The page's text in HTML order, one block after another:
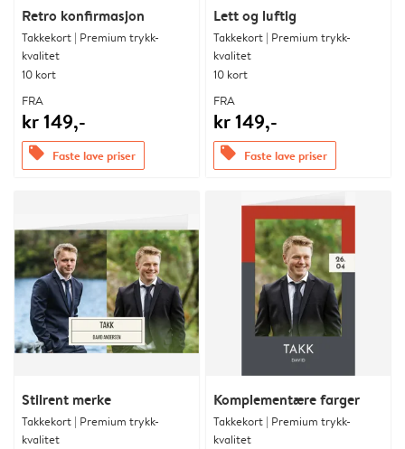
Retro konfirmasjon
Takkekort | Premium trykk-
kvalitet
10 kort
FRA
kr 149,-
offers Faste lave priser
Lett og luftig
Takkekort | Premium trykk-
kvalitet
10 kort
FRA
kr 149,-
offers Faste lave priser
Stilrent merke
Takkekort | Premium trykk-
kvalitet
Komplementære farger
Takkekort | Premium trykk-
kvalitet